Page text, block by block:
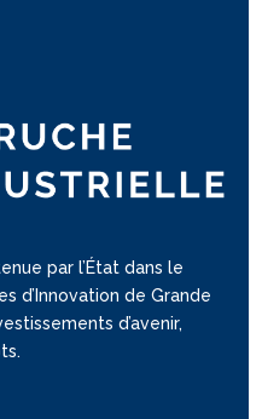
par l’État dans le
d’Innovation de Grande
d’avenir,